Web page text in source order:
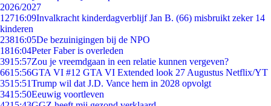
2026/2027
12716:09Invalkracht kinderdagverblijf Jan B. (66) misbruikt zeker 14
kinderen
23816:05De bezuinigingen bij de NPO
1816:04Peter Faber is overleden
3915:57Zou je vreemdgaan in een relatie kunnen vergeven?
6615:56GTA VI #12 GTA VI Extended look 27 Augustus Netflix/YT
3515:51Trump wil dat J.D. Vance hem in 2028 opvolgt
3415:50Eeuwig voortleven